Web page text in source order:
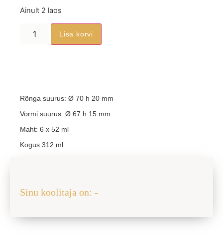
Ainult 2 laos
Lisa korvi
Rõnga suurus: Ø 70 h 20 mm
Vormi suurus: Ø 67 h 15 mm
Maht: 6 x 52 ml
Kogus 312 ml
Sinu koolitaja on: -